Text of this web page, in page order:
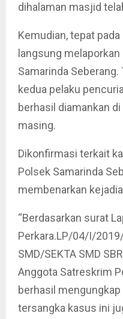
dihalaman masjid
Kemudian, tepat
langsung
Samarinda
kedua pelaku
berhasil diamankan
masing.
Dikonfirmasi terkait
Polsek Samarinda
membenarkan
“Berdasarkan surat
Perkara.LP/04/I/
SMD/SEKTA SMD
Anggota Satreskrim
berhasil
tersangka kasus ini